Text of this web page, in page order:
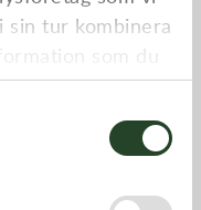
sin tur kombinera
som du
har samlat in